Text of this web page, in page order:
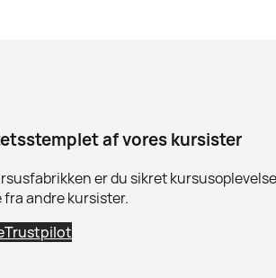
af vores kursister
er du sikret
fra andre kursister.
Trustpilot